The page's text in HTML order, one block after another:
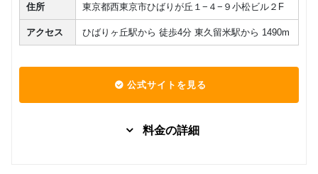
住所 東京都西東京市ひばりが丘１−４−９小松ビル２F
アクセス ひばりヶ丘駅から 徒歩4分 東久留米駅から 1490m
公式サイトを見る
料金の詳細